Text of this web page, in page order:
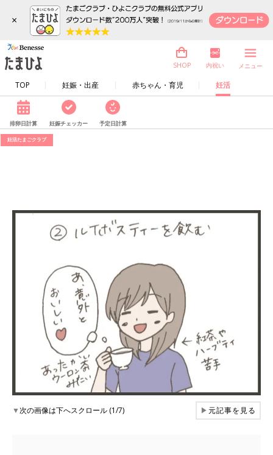
×
TOP 妊娠・出産 赤ちゃん・育児 妊活
SHOP 内祝い メニュー
排卵日計算 妊娠チェッカー 予定日計算
妊活たまごクラブ
▼次の画像は下へスクロール (1/7) ▶元記事を見る